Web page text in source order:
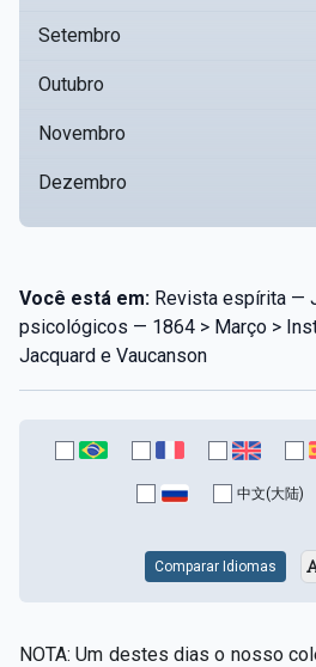
Setembro
Outubro
Novembro
Dezembro
Você está em: Revista espírita —
psicológicos — 1864 > Março >
Jacquard e Vaucanson
中文(大陆)
Comparar Idiomas
NOTA: Um destes dias o nosso